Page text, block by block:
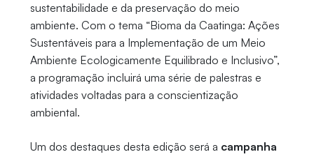
sustentabilidade e da preservação do meio
ambiente. Com o tema “Bioma da Caatinga: Ações
Sustentáveis para a Implementação de um Meio
Ambiente Ecologicamente Equilibrado e Inclusivo”,
a programação incluirá uma série de palestras e
atividades voltadas para a conscientização
ambiental.
Um dos destaques desta edição será a campanha